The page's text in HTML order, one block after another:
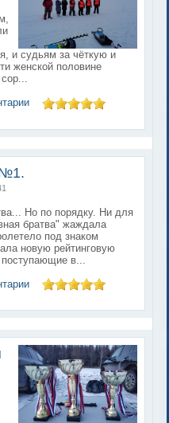
и судьям за чёткую и
женской половине
№1.
Но по порядку. Ни для
братва" жаждала
под знаком
новую рейтинговую
в...